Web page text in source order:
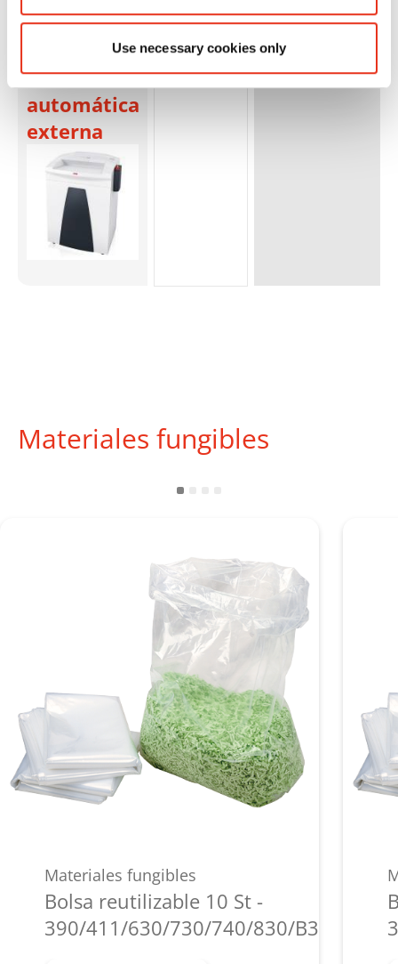
Use necessary cookies only
B35 - 1,9 x
aceitera
automática
externa
Materiales fungibles
Materiales fungibles
Bolsa reutilizable 10 St -
390/411/630/730/740/830/B35/P36i/